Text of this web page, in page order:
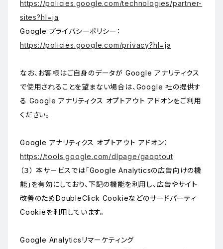
https://policies.google.com/technologies/partner-
sites?hl=ja
Google プライバシーポリシー：
https://policies.google.com/privacy?hl=ja
なお、お客様はご自身のデータが Google アナリティクス
で使用されることを望まない場合は、Google 社の提供す
る Google アナリティクス オプトアウト アドオンをご利用
ください。
Google アナリティクス オプトアウト アドオン：
https://tools.google.com/dlpage/gaoptout
（３） 本サービスでは「Google Analyticsの広告向けの機
能」を有効にしており、下記の機能を利用し、広告やサイト
改善のためDoubleClick Cookieなどのサードパーティ
Cookieを利用しています。
Google Analyticsリマーケティング